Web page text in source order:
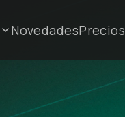
NovedadesPrecios